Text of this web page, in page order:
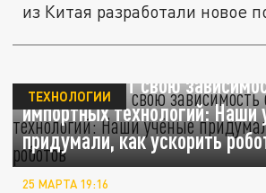
из Китая разработали новое
Россия снизит свою
импортных технологий: Наши
придумали, как ускорить
ТЕХНОЛОГИИ
25 МАРТА 19:16